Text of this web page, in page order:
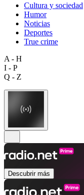
Cultura y sociedad
Humor
Noticias
Deportes
True crime
A - H
I - P
Q - Z
Descubrir más